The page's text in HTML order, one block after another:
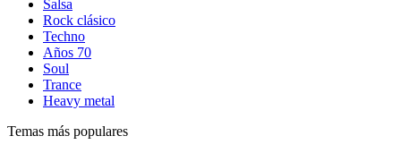
Salsa
Rock clásico
Techno
Años 70
Soul
Trance
Heavy metal
Temas más populares